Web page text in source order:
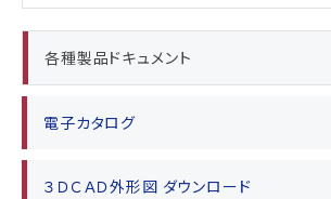
各種製品ドキュメント
電子カタログ
３ＤＣＡＤ外形図 ダウンロード